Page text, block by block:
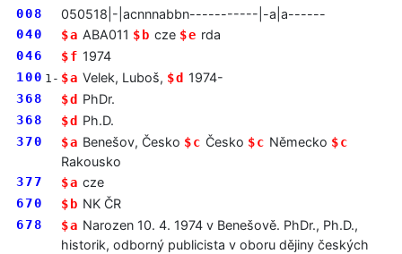
008 050518|-|acnnnabbn-----------|-a|a------
040 $a ABA011 $b cze $e rda
046 $f 1974
100 1- $a Velek, Luboš, $d 1974-
368 $d PhDr.
368 $d Ph.D.
370 $a Benešov, Česko $c Česko $c Německo $c
Rakousko
377 $a cze
670 $b NK ČR
678 $a Narozen 10. 4. 1974 v Benešově. PhDr., Ph.D.,
historik, odborný publicista v oboru dějiny českých